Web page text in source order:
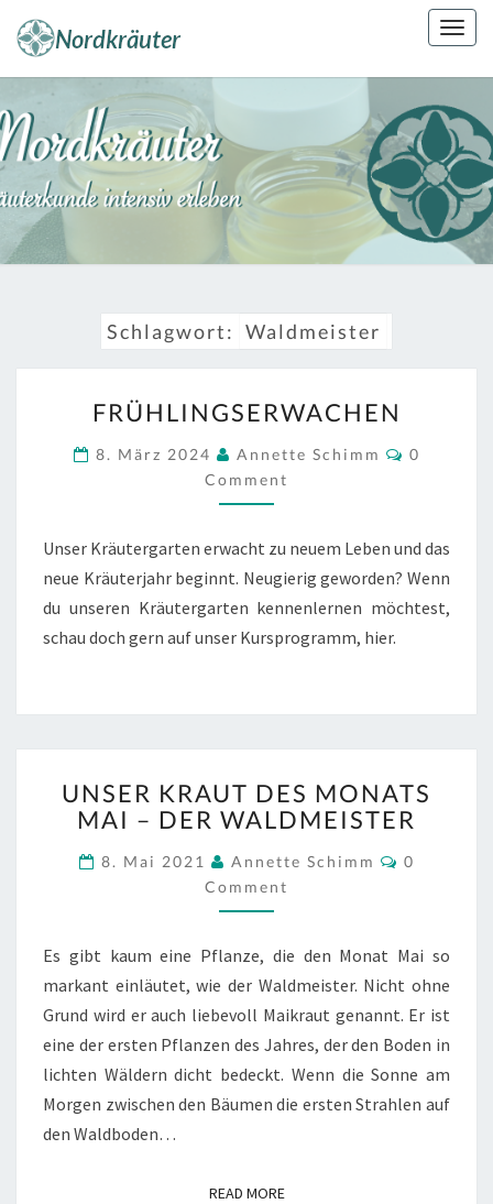
content
Kräuterkunde
Erleben
Schlagwort: Waldmeister
FRÜHLINGSERWACHEN
8. März 2024 Annette Schimm
0
Comment
Unser Kräutergarten erwacht zu neuem Leben und das
neue Kräuterjahr beginnt. Neugierig geworden? Wenn
du unseren Kräutergarten kennenlernen möchtest,
schau doch gern auf unser Kursprogramm, hier.
KRAUT
DES
MAI
–
DER
UNSER KRAUT DES MONATS
MAI – DER WALDMEISTER
8. Mai 2021 Annette Schimm
0
Comment
Es gibt kaum eine Pflanze, die den Monat Mai so
markant einläutet, wie der Waldmeister. Nicht ohne
Grund wird er auch liebevoll Maikraut genannt. Er ist
eine der ersten Pflanzen des Jahres, der den Boden in
lichten Wäldern dicht bedeckt. Wenn die Sonne am
Morgen zwischen den Bäumen die ersten Strahlen auf
den Waldboden…
READ MOREREAD MORE